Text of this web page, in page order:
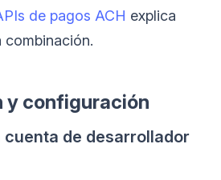
de pagos ACH explica
combinación.
configuración
cuenta de desarrollador